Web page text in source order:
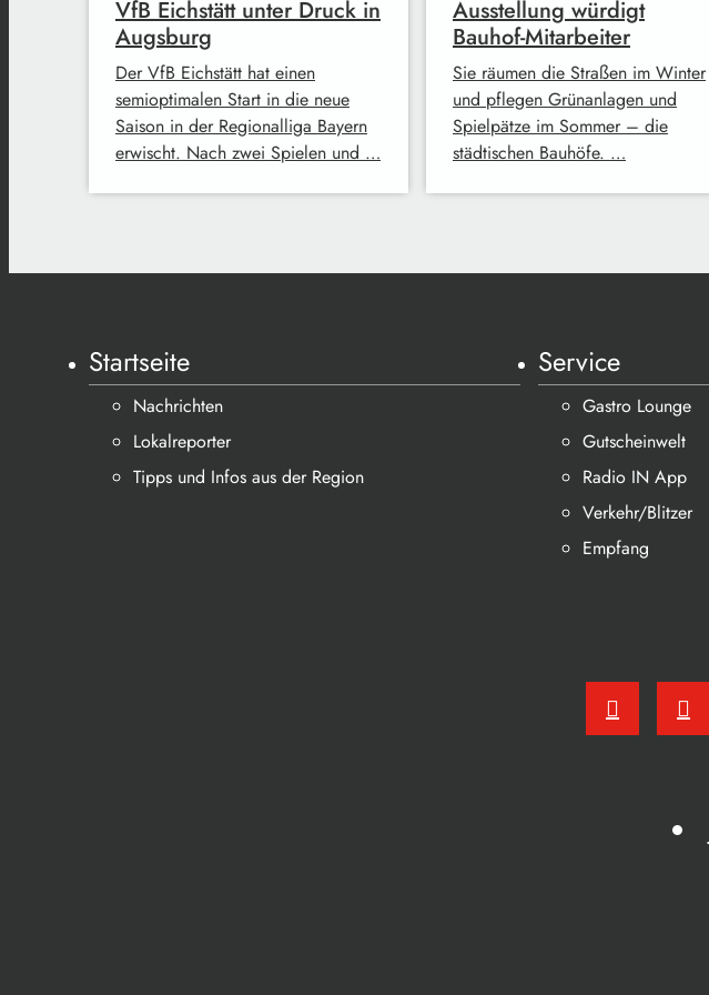
VfB Eichstätt unter Druck in
Augsburg
Der VfB Eichstätt hat einen
semioptimalen Start in die neue
Saison in der Regionalliga Bayern
erwischt. Nach zwei Spielen und …
Ausstellung würdigt
Bauhof-Mitarbeiter
Sie räumen die Straßen im Winter
und pflegen Grünanlagen und
Spielpätze im Sommer – die
städtischen Bauhöfe. …
Startseite
Nachrichten
Lokalreporter
Tipps und Infos aus der Region
Service
Gastro Lounge
Gutscheinwelt
Radio IN App
Verkehr/Blitzer
Empfang